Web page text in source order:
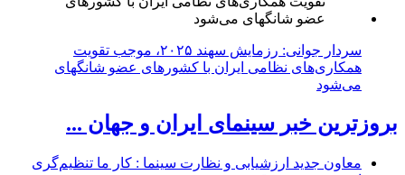
سردار جوانی: رزمایش سهند ۲۰۲۵، موجب تقویت
همکاری‌های نظامی ایران با کشور‌های عضو شانگهای
می‌شود
بروزترین خبر سینمای ایران و جهان ...
معاون جدید ارزشیابی و نظارت سینما : کار ما تنظیم‌گری